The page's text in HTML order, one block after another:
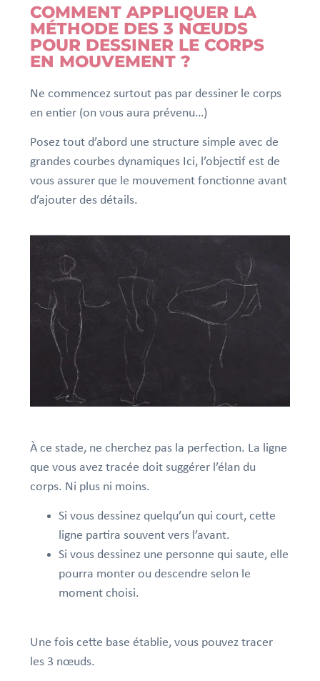
COMMENT APPLIQUER LA
MÉTHODE DES 3 NŒUDS
POUR DESSINER LE CORPS
EN MOUVEMENT ?
Ne commencez surtout pas par dessiner le corps
en entier (on vous aura prévenu…)
Posez tout d’abord une structure simple avec de
grandes courbes dynamiques Ici, l’objectif est de
vous assurer que le mouvement fonctionne avant
d’ajouter des détails.
À ce stade, ne cherchez pas la perfection. La ligne
que vous avez tracée doit suggérer l’élan du
corps. Ni plus ni moins.
Si vous dessinez quelqu’un qui court, cette
ligne partira souvent vers l’avant.
Si vous dessinez une personne qui saute, elle
pourra monter ou descendre selon le
moment choisi.
Une fois cette base établie, vous pouvez tracer
les 3 nœuds.